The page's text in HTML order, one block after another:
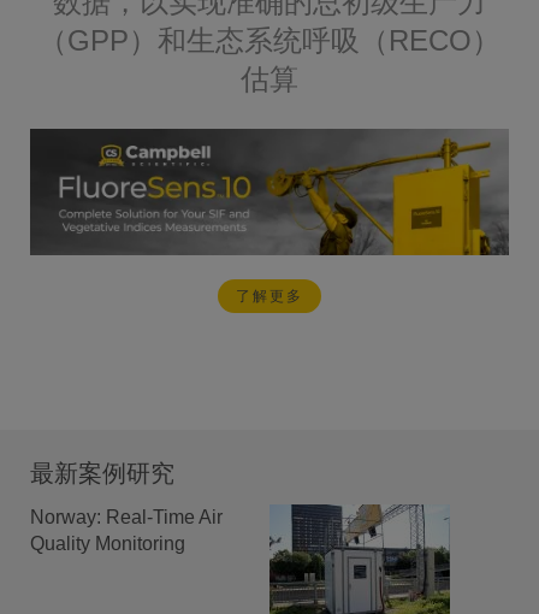
（GPP）和生态系统呼吸（RECO）
估算
了解更多
最新案例研究
Norway: Real-Time Air
Quality Monitoring